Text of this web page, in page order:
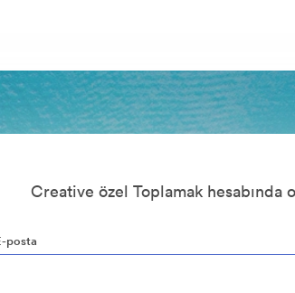
Creative özel Toplamak hesabında
posta